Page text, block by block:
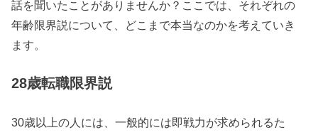
話を聞いたことがありませんか？ここでは、それぞれの
年齢限界説について、どこまで本当なのかを考えていき
ます。
28歳転職限界説
30歳以上の人には、一般的には即戦力が求められるた